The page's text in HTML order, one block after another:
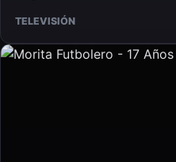
TELEVISIÓN